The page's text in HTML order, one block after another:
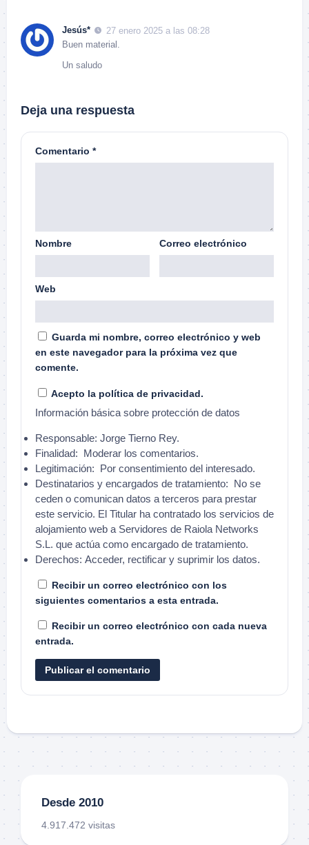
Jesús*
27 enero 2025 a las 08:28
Buen material.
Un saludo
Deja una respuesta
Comentario *
Nombre Correo electrónico
Web
Guarda mi nombre, correo electrónico y web
en este navegador para la próxima vez que
comente.
Acepto la política de privacidad.
Información básica sobre protección de datos
Responsable: Jorge Tierno Rey.
Finalidad: Moderar los comentarios.
Legitimación: Por consentimiento del interesado.
Destinatarios y encargados de tratamiento: No se
ceden o comunican datos a terceros para prestar
este servicio. El Titular ha contratado los servicios de
alojamiento web a Servidores de Raiola Networks
S.L. que actúa como encargado de tratamiento.
Derechos: Acceder, rectificar y suprimir los datos.
Recibir un correo electrónico con los
siguientes comentarios a esta entrada.
Recibir un correo electrónico con cada nueva
entrada.
Desde 2010
4.917.472 visitas